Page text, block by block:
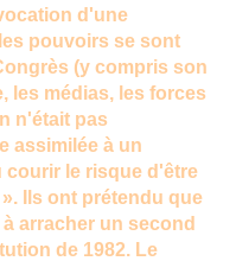
d'une
pouvoirs se sont
(y compris son
les médias, les forces
n'était pas
assimilée à un
courir le risque d'être
Ils ont prétendu que
arracher un second
de 1982. Le